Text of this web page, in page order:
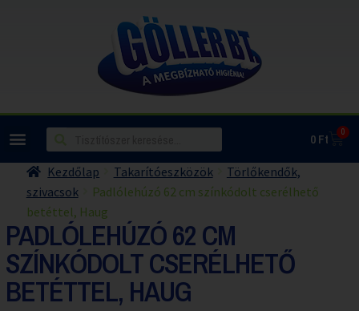
0Ft 0
Kezdőlap Takarítóeszközök
Törlőkendők,
szivacsok
Padlólehúzó 62 cm színkódolt cserélhető
betéttel, Haug
PADLÓLEHÚZÓ 62 CM
SZÍNKÓDOLT CSERÉLHETŐ
BETÉTTEL, HAUG